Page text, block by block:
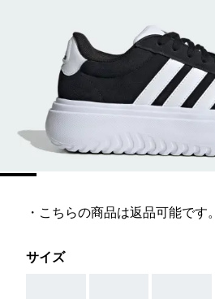
・こちらの商品は返品可能です。
サイズ